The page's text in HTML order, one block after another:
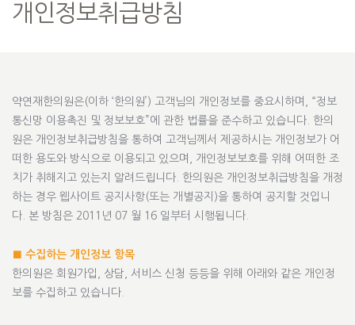
개인정보취급방침
약연재한의원은(이하 ‘한의원’) 고객님의 개인정보를 중요시하며, “정보
통신망 이용촉진 및 정보보호”에 관한 법률을 준수하고 있습니다. 한의
원은 개인정보취급방침을 통하여 고객님께서 제공하시는 개인정보가 어
떠한 용도와 방식으로 이용되고 있으며, 개인정보보호를 위해 어떠한 조
치가 취해지고 있는지 알려드립니다. 한의원은 개인정보취급방침을 개정
하는 경우 웹사이트 공지사항(또는 개별공지)을 통하여 공지할 것입니
다. 본 방침은 2011년 07 월 16 일부터 시행됩니다.
■ 수집하는 개인정보 항목
한의원은 회원가입, 상담, 서비스 신청 등등을 위해 아래와 같은 개인정
보를 수집하고 있습니다.